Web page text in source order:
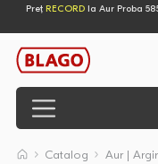
Preț RECORD la Aur Proba
Catalog Aur |